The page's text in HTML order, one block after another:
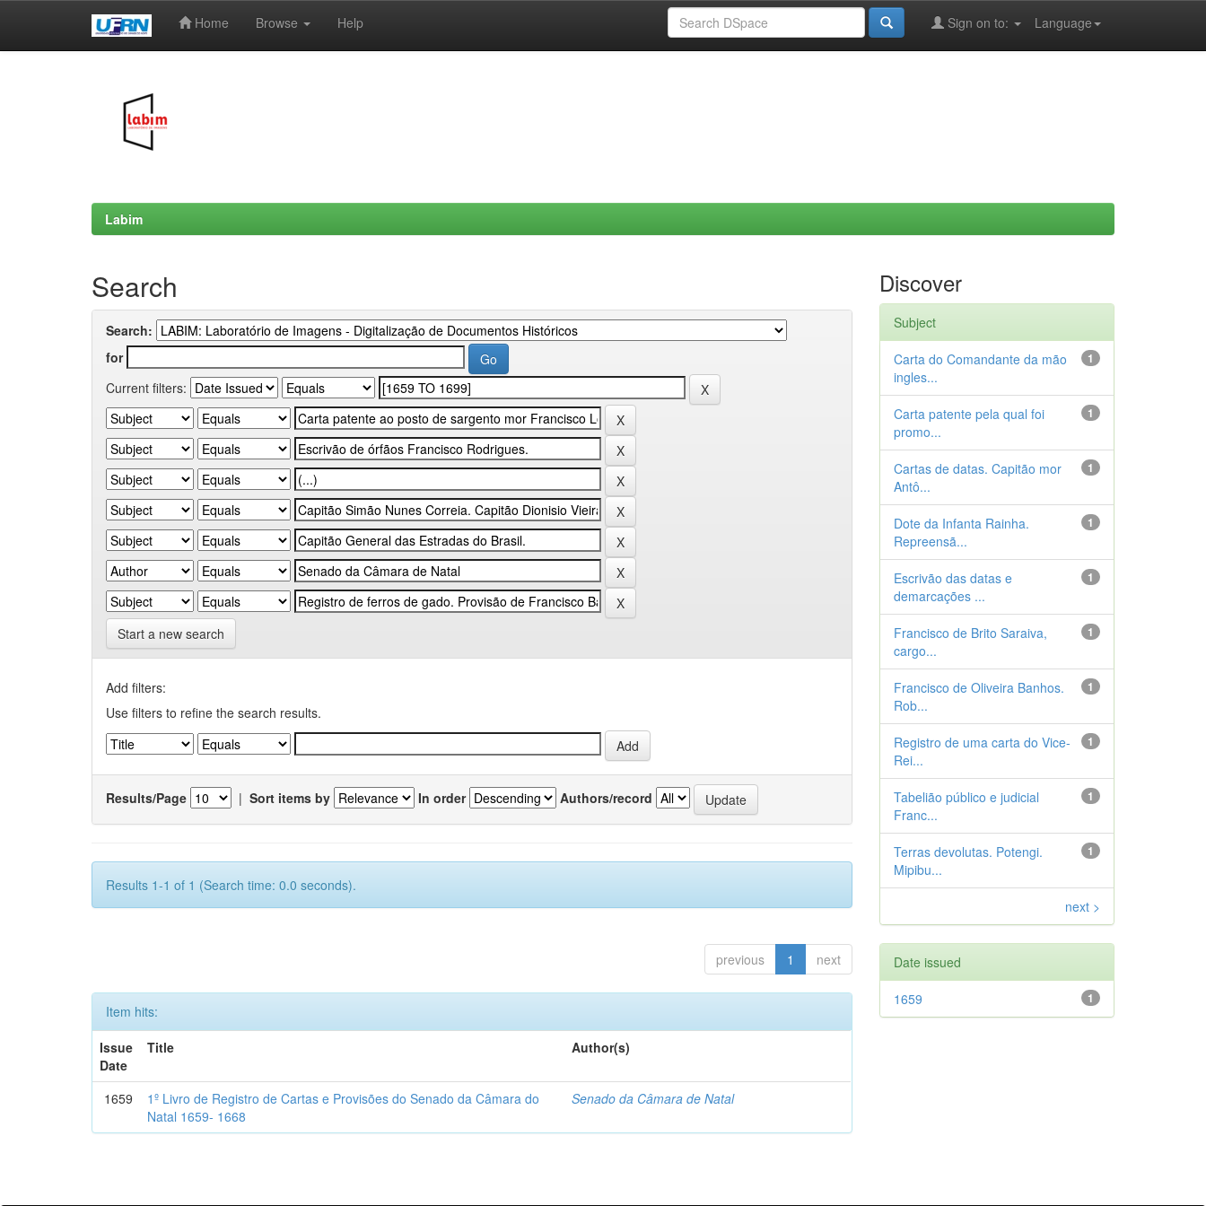
Home Browse Help Language
Sign on to:
Labim
Search
Search:
for
Current filters:
Start a new search
Add filters:
Use filters to refine the search results.
Results/Page | Sort items by In order Authors/record
Results 1-1 of 1 (Search time: 0.0 seconds).
previous 1 next
Item hits:
Issue
Date
Title Author(s)
1659
1º Livro de Registro de Cartas e Provisões do Senado da Câmara do
Natal 1659- 1668
Senado da Câmara de Natal
Discover
Subject
1
Carta do Comandante da mão
ingles...
1
Carta patente pela qual foi
promo...
1
Cartas de datas. Capitão mor
Antô...
1
Dote da Infanta Rainha.
Repreensã...
1
Escrivão das datas e
demarcações ...
1
Francisco de Brito Saraiva,
cargo...
1
Francisco de Oliveira Banhos.
Rob...
1
Registro de uma carta do Vice-
Rei...
1
Tabelião público e judicial
Franc...
1
Terras devolutas. Potengi.
Mipibu...
next >
Date issued
1
1659